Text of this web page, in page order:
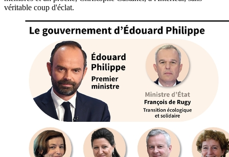
véritable coup d'éclat.